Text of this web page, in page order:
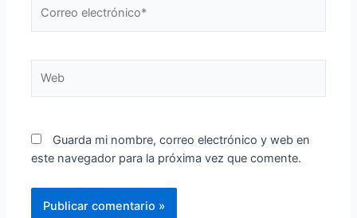
electrónico*
Guarda mi nombre, correo electrónico y web en
este navegador para la próxima vez que comente.